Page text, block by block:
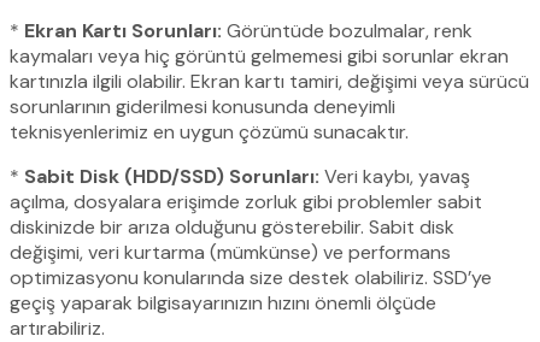
* Ekran Kartı Sorunları: Görüntüde bozulmalar, renk
kaymaları veya hiç görüntü gelmemesi gibi sorunlar ekran
kartınızla ilgili olabilir. Ekran kartı tamiri, değişimi veya sürücü
sorunlarının giderilmesi konusunda deneyimli
teknisyenlerimiz en uygun çözümü sunacaktır.
* Sabit Disk (HDD/SSD) Sorunları: Veri kaybı, yavaş
açılma, dosyalara erişimde zorluk gibi problemler sabit
diskinizde bir arıza olduğunu gösterebilir. Sabit disk
değişimi, veri kurtarma (mümkünse) ve performans
optimizasyonu konularında size destek olabiliriz. SSD’ye
geçiş yaparak bilgisayarınızın hızını önemli ölçüde
artırabiliriz.